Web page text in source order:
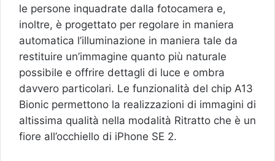
le persone inquadrate dalla fotocamera e,
inoltre, è progettato per regolare in maniera
automatica l’illuminazione in maniera tale da
restituire un’immagine quanto più naturale
possibile e offrire dettagli di luce e ombra
davvero particolari. Le funzionalità del chip A13
Bionic permettono la realizzazioni di immagini di
altissima qualità nella modalità Ritratto che è un
fiore all’occhiello di iPhone SE 2.